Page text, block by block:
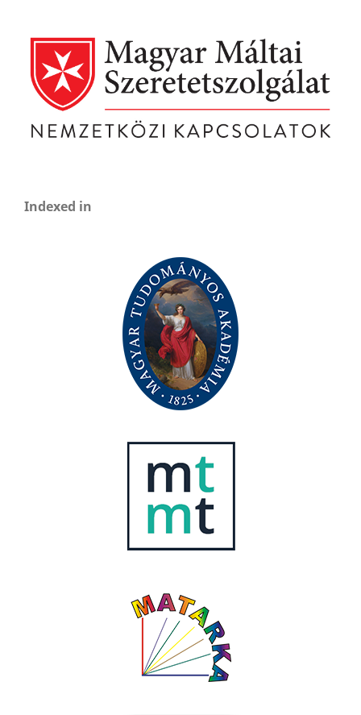
Indexed in